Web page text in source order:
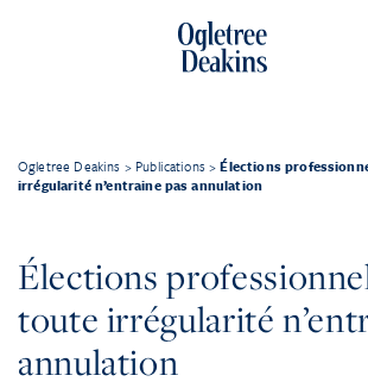
Ogletree Deakins > Publications >Élections
irrégularité n’entraine pas annulation
Élections
toute irrégularité
annulation